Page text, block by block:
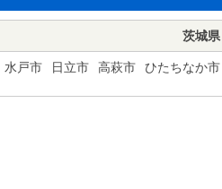
茨城県
水戸市 日立市 高萩市 ひたちなか市